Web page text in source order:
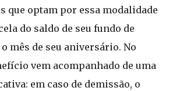
que optam por essa modalidade
do saldo de seu fundo de
mês de seu aniversário. No
vem acompanhado de uma
em caso de demissão, o